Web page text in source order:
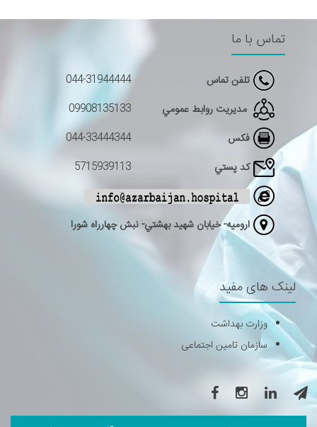
تماس با ما
تلفن تماس
044-31944444
مديريت روابط عمومي
09908135133
فکس
044-33444344
كد پستي
5715939113
اروميه- خيابان شهيد بهشتي- نبش چهارراه شورا
لینک های مفید
وزارت بهداشت
سازمان تامین اجتماعی